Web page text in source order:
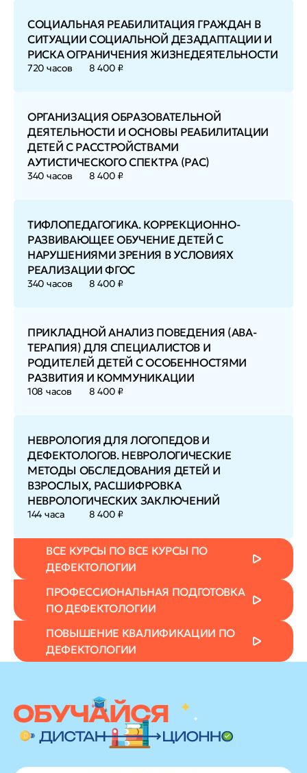
СОЦИАЛЬНАЯ РЕАБИЛИТАЦИЯ ГРАЖДАН В
СИТУАЦИИ СОЦИАЛЬНОЙ ДЕЗАДАПТАЦИИ И
РИСКА ОГРАНИЧЕНИЯ ЖИЗНЕДЕЯТЕЛЬНОСТИ
720 часов 8 400 ₽
ОРГАНИЗАЦИЯ ОБРАЗОВАТЕЛЬНОЙ
ДЕЯТЕЛЬНОСТИ И ОСНОВЫ РЕАБИЛИТАЦИИ
ДЕТЕЙ С РАССТРОЙСТВАМИ
АУТИСТИЧЕСКОГО СПЕКТРА (РАС)
340 часов 8 400 ₽
ТИФЛОПЕДАГОГИКА. КОРРЕКЦИОННО-
РАЗВИВАЮЩЕЕ ОБУЧЕНИЕ ДЕТЕЙ С
НАРУШЕНИЯМИ ЗРЕНИЯ В УСЛОВИЯХ
РЕАЛИЗАЦИИ ФГОС
340 часов 8 400 ₽
ПРИКЛАДНОЙ АНАЛИЗ ПОВЕДЕНИЯ (АВА-
ТЕРАПИЯ) ДЛЯ СПЕЦИАЛИСТОВ И
РОДИТЕЛЕЙ ДЕТЕЙ С ОСОБЕННОСТЯМИ
РАЗВИТИЯ И КОММУНИКАЦИИ
108 часов 8 400 ₽
НЕВРОЛОГИЯ ДЛЯ ЛОГОПЕДОВ И
ДЕФЕКТОЛОГОВ. НЕВРОЛОГИЧЕСКИЕ
МЕТОДЫ ОБСЛЕДОВАНИЯ ДЕТЕЙ И
ВЗРОСЛЫХ, РАСШИФРОВКА
НЕВРОЛОГИЧЕСКИХ ЗАКЛЮЧЕНИЙ
144 часа 8 400 ₽
ВСЕ КУРСЫ ПО ВСЕ КУРСЫ ПО
ДЕФЕКТОЛОГИИ
ПРОФЕССИОНАЛЬНАЯ ПОДГОТОВКА
ПО ДЕФЕКТОЛОГИИ
ПОВЫШЕНИЕ КВАЛИФИКАЦИИ ПО
ДЕФЕКТОЛОГИИ